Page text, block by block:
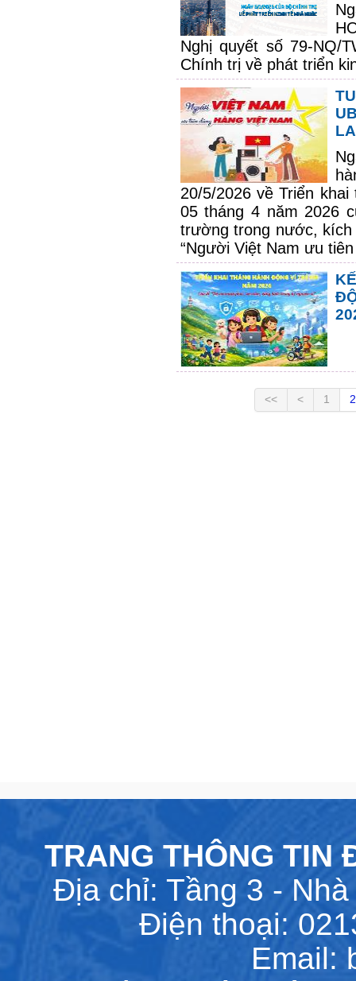
Nghị quyết số 79-NQ/
Chính trị về phát triển
20/5/2026 về Triển
05 tháng 4 năm 2026
trường trong nước, kích
“Người Việt Nam ưu
<< < 1 2
TRANG THÔNG TIN
Địa chỉ: Tầng 3 -
Điện thoại:
Email: